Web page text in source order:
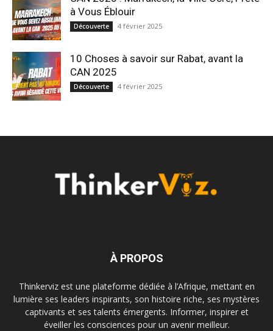
à Vous Éblouir
Découverte 4 février 2025
10 Choses à savoir sur Rabat, avant la
CAN 2025
Découverte 4 février 2025
À PROPOS
Thinkerviz est une plateforme dédiée à l’Afrique, mettant en
lumière ses leaders inspirants, son histoire riche, ses mystères
captivants et ses talents émergents. Informer, inspirer et
éveiller les consciences pour un avenir meilleur.